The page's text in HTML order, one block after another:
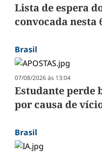
Lista de espera
convocada nesta
Brasil
07/08/2026 às 13:04
Estudante perde
por causa de
Brasil